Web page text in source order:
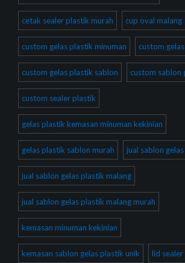
cetak sealer plastik murah cup oval malang
custom gelas plastik minuman custom
custom gelas plastik sablon custom sablon
custom sealer plastik
gelas plastik kemasan minuman kekinian
gelas plastik sablon murah jual sablon
jual sablon gelas plastik malang
jual sablon gelas plastik malang murah
kemasan minuman kekinian
kemasan sablon gelas plastik unik lid sealer